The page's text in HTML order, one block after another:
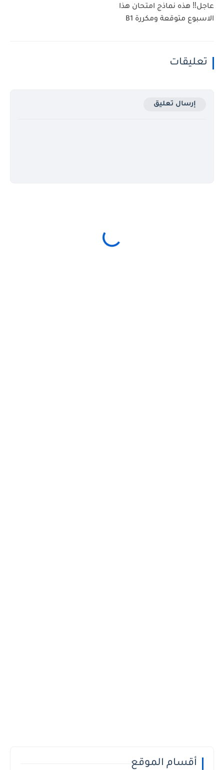
عاجل‼️ هذه نماذج امتحان هذا
الاسبوع متوقعة ومكررة B1
تعليقات
إرسال تعليق
أقسام الموقع